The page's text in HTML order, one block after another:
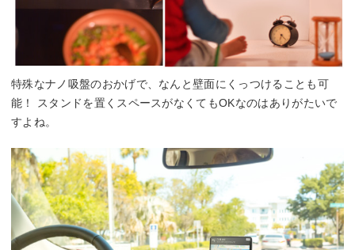
特殊なナノ吸盤のおかげで、なんと壁面にくっつけることも可
能！ スタンドを置くスペースがなくてもOKなのはありがたいで
すよね。